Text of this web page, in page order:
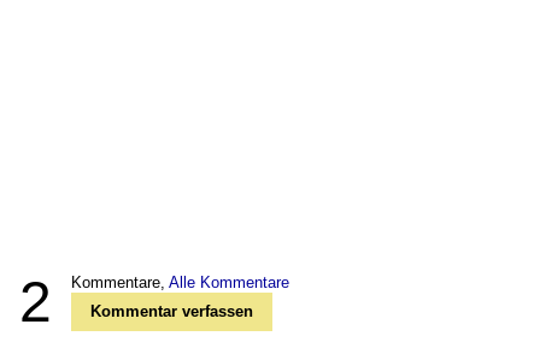
2 Kommentare, Alle Kommentare
Kommentar verfassen